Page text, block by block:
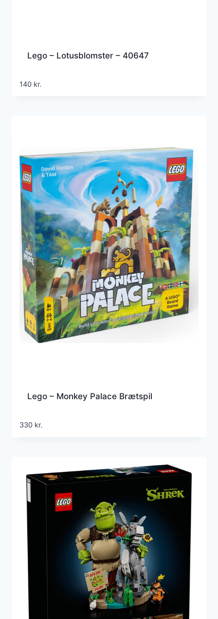
Lego – Lotusblomster – 40647
140 kr.
Lego – Monkey Palace Brætspil
330 kr.